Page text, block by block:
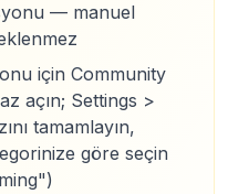
— manuel
için Community
açın; Settings >
tamamlayın,
göre seçin